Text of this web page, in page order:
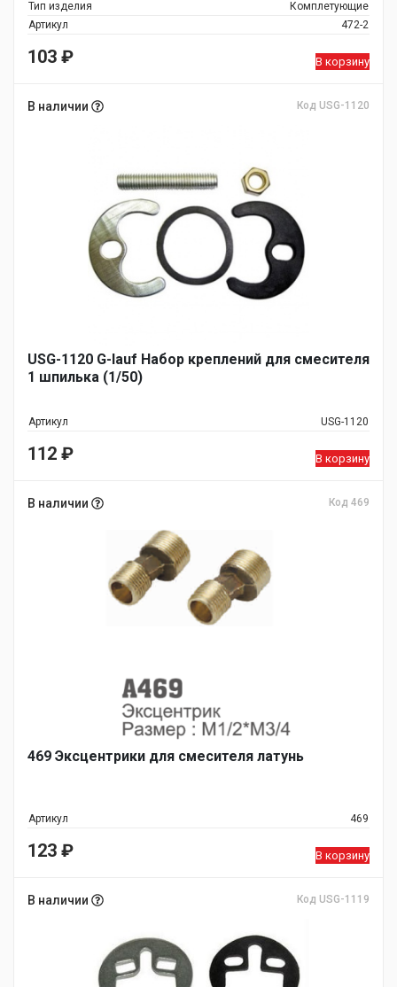
Тип изделия
Комплетующие
Артикул
472-2
103 ₽ В корзину
В наличии Код USG-1120
USG-1120 G-lauf Набор креплений для смесителя
1 шпилька (1/50)
Артикул USG-1120
112 ₽ В корзину
В наличии Код 469
469 Эксцентрики для смесителя латунь
Артикул 469
123 ₽ В корзину
В наличии Код USG-1119